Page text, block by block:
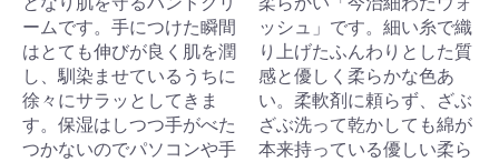
ームです。手につけた瞬間
はとても伸びが良く肌を潤
し、馴染ませているうちに
徐々にサラッとしてきま
す。保湿はしつつ手がべた
つかないのでパソコンや手
ッシュ」です。細い糸で織
り上げたふんわりとした質
感と優しく柔らかな色あ
い。柔軟剤に頼らず、ざぶ
ざぶ洗って乾かしても綿が
本来持っている優しい柔ら